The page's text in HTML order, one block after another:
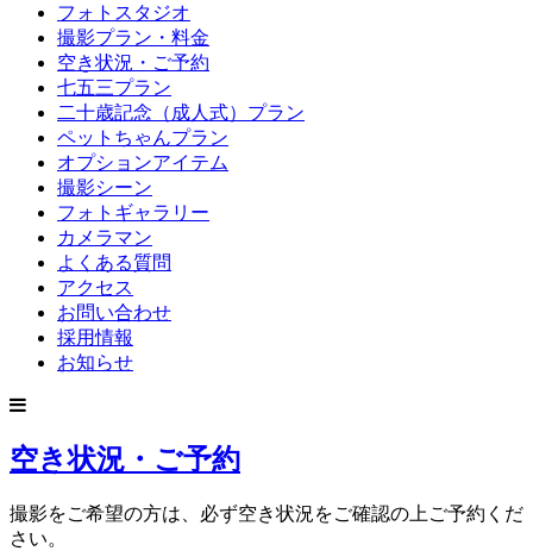
フォトスタジオ
撮影プラン・料金
空き状況・ご予約
七五三プラン
二十歳記念（成人式）プラン
ペットちゃんプラン
オプションアイテム
撮影シーン
フォトギャラリー
カメラマン
よくある質問
アクセス
お問い合わせ
採用情報
お知らせ
空き状況・ご予約
撮影をご希望の方は、必ず空き状況をご確認の上ご予約くだ
さい。